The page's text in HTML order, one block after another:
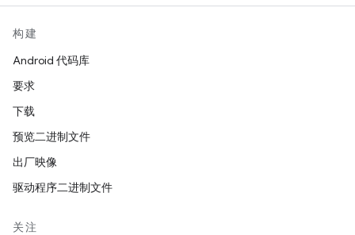
构建
Android 代码库
要求
下载
预览二进制文件
出厂映像
驱动程序二进制文件
关注